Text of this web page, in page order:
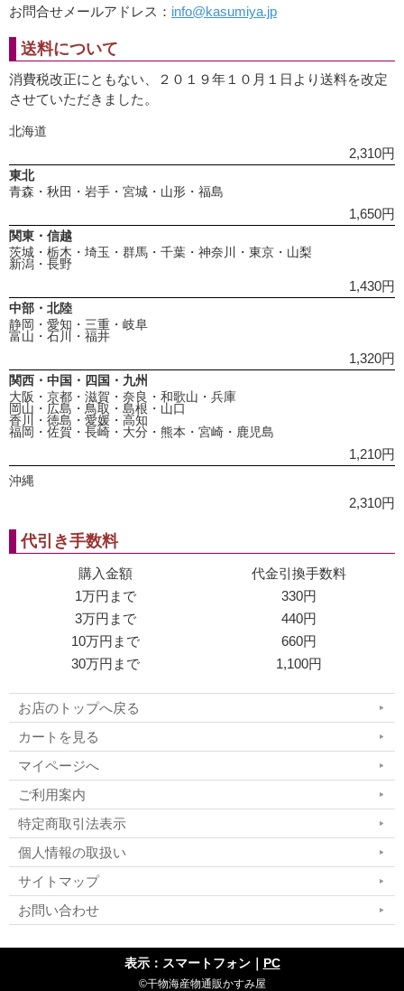
お問合せメールアドレス： info@kasumiya.jp
送料について
消費税改正にともない、２０１９年１０月１日より送料を改定
させていただきました。
北海道
2,310円
東北
青森・秋田・岩手・宮城・山形・福島
1,650円
関東・信越
茨城・栃木・埼玉・群馬・千葉・神奈川・東京・山梨
新潟・長野
1,430円
中部・北陸
静岡・愛知・三重・岐阜
富山・石川・福井
1,320円
関西・中国・四国・九州
大阪・京都・滋賀・奈良・和歌山・兵庫
岡山・広島・鳥取・島根・山口
香川・徳島・愛媛・高知
福岡・佐賀・長崎・大分・熊本・宮崎・鹿児島
1,210円
沖縄
2,310円
代引き手数料
購入金額
代金引換手数料
1万円まで
330円
3万円まで
440円
10万円まで
660円
30万円まで
1,100円
お店のトップへ戻る
カートを見る
マイページへ
ご利用案内
特定商取引法表示
個人情報の取扱い
サイトマップ
お問い合わせ
表示：スマートフォン｜ PC
©干物海産物通販かすみ屋